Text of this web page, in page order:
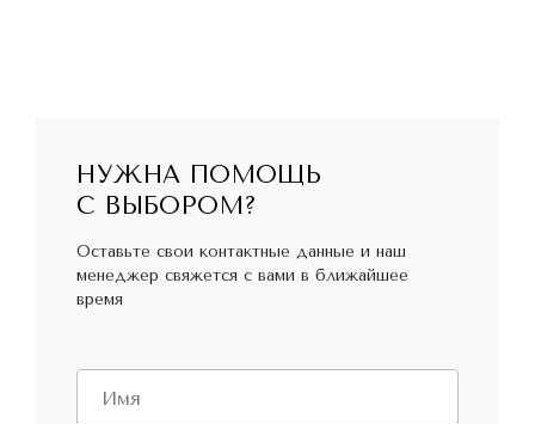
НУЖНА ПОМОЩЬ
С ВЫБОРОМ?
Оставьте свои контактные данные и наш
менеджер свяжется с вами в ближайшее
время